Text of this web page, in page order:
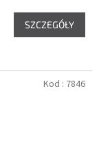
SZCZEGÓŁY
Kod : 7846